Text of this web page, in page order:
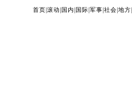
首页 滚动 国内 国际 军事 社会 地方